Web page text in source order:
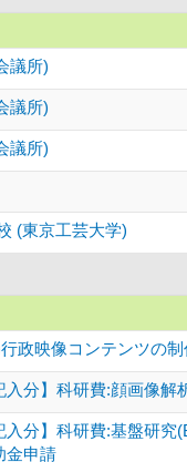
議所)
議所)
議所)
(東京工芸大学)
政映像コンテンツの
入分】科研費:顔画像
入分】科研費:基盤研
金申請